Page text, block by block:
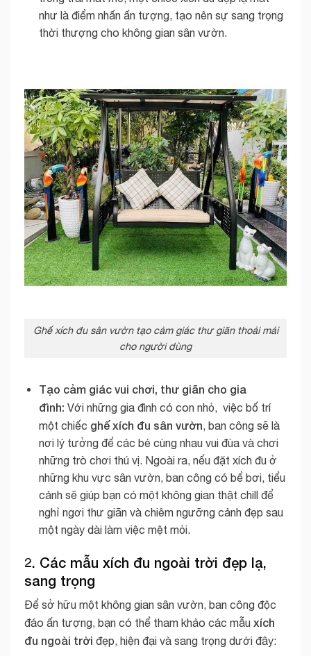
như là điểm nhấn ấn tượng, tạo nên sự sang trọng
thời thượng cho không gian sân vườn.
Ghế xích đu sân vườn tạo cảm giác thư giãn thoải mái
cho người dùng
Tạo cảm giác vui chơi, thư giãn cho gia
đình: Với những gia đình có con nhỏ, việc bố trí
một chiếc ghế xích đu sân vườn, ban công sẽ là
nơi lý tưởng để các bé cùng nhau vui đùa và chơi
những trò chơi thú vị. Ngoài ra, nếu đặt xích đu ở
những khu vực sân vườn, ban công có bể bơi, tiểu
cảnh sẽ giúp bạn có một không gian thật chill để
nghỉ ngơi thư giãn và chiêm ngưỡng cảnh đẹp sau
một ngày dài làm việc mệt mỏi.
2. Các mẫu xích đu ngoài trời đẹp lạ,
sang trọng
Để sở hữu một không gian sân vườn, ban công độc
đáo ấn tượng, bạn có thể tham khảo các mẫu xích
đu ngoài trời đẹp, hiện đại và sang trọng dưới đây: